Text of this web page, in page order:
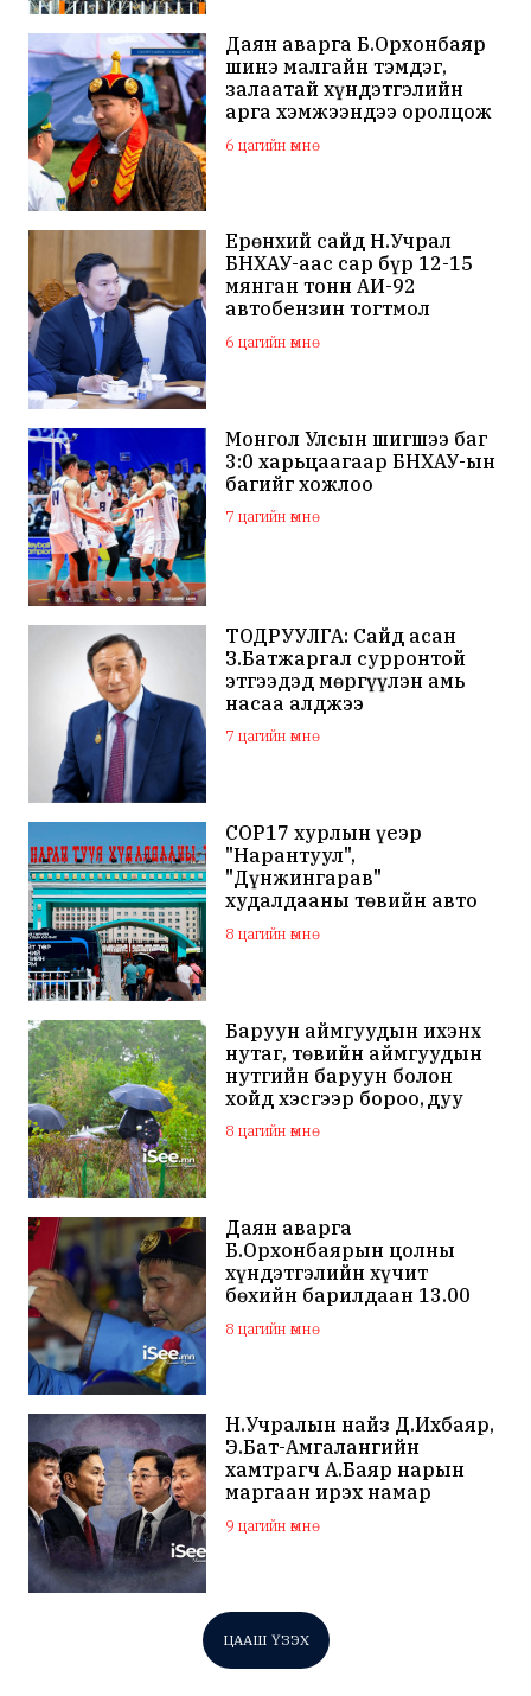
Даян аварга Б.Орхонбаяр
шинэ малгайн тэмдэг,
залаатай хүндэтгэлийн
арга хэмжээндээ оролцож
байна
6 цагийн өмнө
Ерөнхий сайд Н.Учрал
БНХАУ-аас сар бүр 12-15
мянган тонн АИ-92
автобензин тогтмол
нийлүүлэх хүсэлт тавилаа
6 цагийн өмнө
Монгол Улсын шигшээ баг
3:0 харьцаагаар БНХАУ-ын
багийг хожлоо
7 цагийн өмнө
ТОДРУУЛГА: Сайд асан
З.Батжаргал сурронтой
этгээдэд мөргүүлэн амь
насаа алджээ
7 цагийн өмнө
COP17 хурлын үеэр
"Нарантуул",
"Дүнжингарав"
худалдааны төвийн авто
зогсоолыг хаана
8 цагийн өмнө
Баруун аймгуудын ихэнх
нутаг, төвийн аймгуудын
нутгийн баруун болон
хойд хэсгээр бороо, дуу
цахилгаантай аадар бороо
8 цагийн өмнө
Даян аварга
Б.Орхонбаярын цолны
хүндэтгэлийн хүчит
бөхийн барилдаан 13.00
цагаас эхэлнэ
8 цагийн өмнө
Н.Учралын найз Д.Ихбаяр,
Э.Бат-Амгалангийн
хамтрагч А.Баяр нарын
маргаан ирэх намар
нийслэлийн МАН дахин
хагарахыг харуулж байна
9 цагийн өмнө
ЦААШ ҮЗЭХ